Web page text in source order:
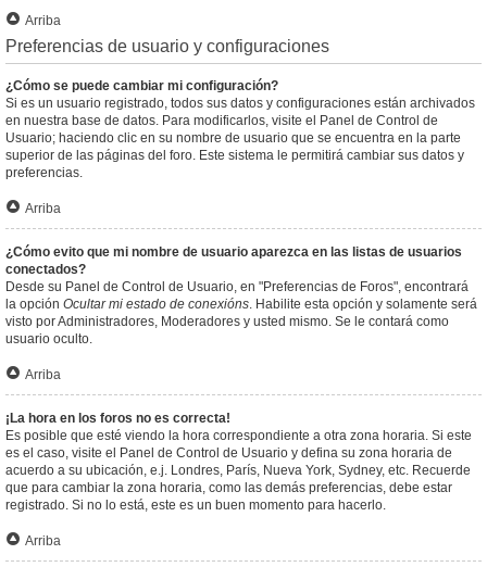
Arriba
Preferencias de usuario y configuraciones
¿Cómo se puede cambiar mi configuración?
Si es un usuario registrado, todos sus datos y configuraciones están archivados
en nuestra base de datos. Para modificarlos, visite el Panel de Control de
Usuario; haciendo clic en su nombre de usuario que se encuentra en la parte
superior de las páginas del foro. Este sistema le permitirá cambiar sus datos y
preferencias.
Arriba
¿Cómo evito que mi nombre de usuario aparezca en las listas de usuarios
conectados?
Desde su Panel de Control de Usuario, en "Preferencias de Foros", encontrará
la opción Ocultar mi estado de conexións. Habilite esta opción y solamente será
visto por Administradores, Moderadores y usted mismo. Se le contará como
usuario oculto.
Arriba
¡La hora en los foros no es correcta!
Es posible que esté viendo la hora correspondiente a otra zona horaria. Si este
es el caso, visite el Panel de Control de Usuario y defina su zona horaria de
acuerdo a su ubicación, e.j. Londres, París, Nueva York, Sydney, etc. Recuerde
que para cambiar la zona horaria, como las demás preferencias, debe estar
registrado. Si no lo está, este es un buen momento para hacerlo.
Arriba